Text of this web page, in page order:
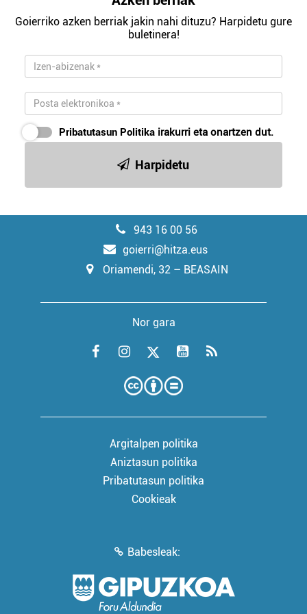
Goierriko azken berriak jakin nahi dituzu? Harpidetu gure
buletinera!
Pribatutasun Politika irakurri eta onartzen dut.
Harpidetu
943 16 00 56
goierri@hitza.eus
Oriamendi, 32 – BEASAIN
Nor gara
Argitalpen politika
Aniztasun politika
Pribatutasun politika
Cookieak
Babesleak: